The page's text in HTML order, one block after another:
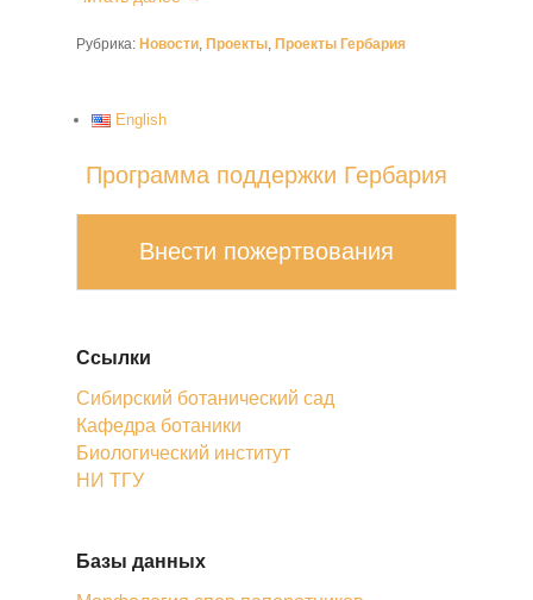
Рубрика: Новости, Проекты, Проекты Гербария
English
Программа поддержки Гербария
Внести пожертвования
Ссылки
Сибирский ботанический сад
Кафедра ботаники
Биологический институт
НИ ТГУ
Базы данных